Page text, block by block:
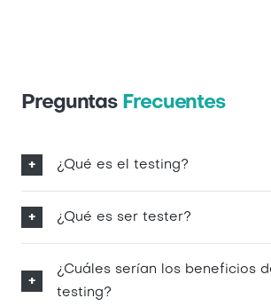
Preguntas Frecuentes
¿Qué es el testing?
¿Qué es ser tester?
¿Cuáles serían los beneficios
testing?